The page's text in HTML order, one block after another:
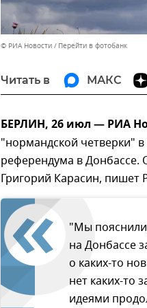
© РИА Новости Перейти в фотобанк
Читать в МАКС
БЕРЛИН, 26 июл — РИА
"нормандской четверки"
референдума в Донбассе.
Григорий Карасин, пишет
"Мы
на Донбассе
о каких-то
нет каких-то
идеями